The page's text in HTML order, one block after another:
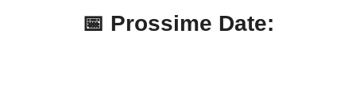
📅 Prossime Date: